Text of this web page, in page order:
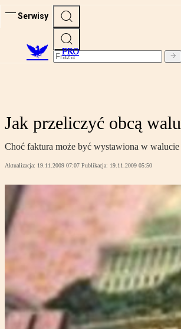
Serwisy
PRO
Jak przeliczyć obcą
Choć faktura może być wystawiona w
Aktualizacja: 19.11.2009 07:07 Publikacja: 19.11.2009 05:50